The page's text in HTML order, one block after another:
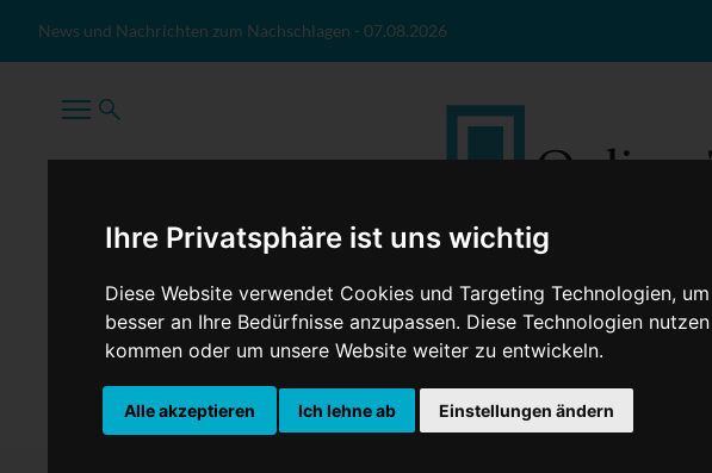
Ihre Privatsphäre ist uns wichtig
Diese Website verwendet Cookies und Targeting Technologien,
besser an Ihre Bedürfnisse anzupassen. Diese Technologien
kommen oder um unsere Website weiter zu entwickeln.
Alle akzeptieren Ich lehne ab Einstellungen ändern
News und Nachrichten zum Nachschlagen - 07.08.2026
TopNews Politik Sport Wirtschaft Firmennews Gesellschaft